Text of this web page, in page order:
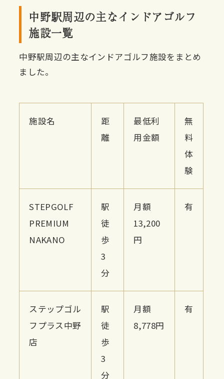
中野駅周辺の主なインドアゴルフ
施設一覧
中野駅周辺の主なインドアゴルフ施設をまとめ
ました。
施設名
距
離
最低利
用金額
無
料
体
験
STEPGOLF
PREMIUM
NAKANO
駅
徒
歩
3
分
月額
13,200
円
有
ステップゴル
フプラス中野
店
駅
徒
歩
3
分
月額
8,778円
有